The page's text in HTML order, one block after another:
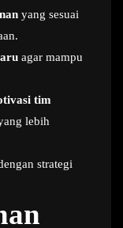
yang sesuai
agar mampu
tim
lebih
strategi